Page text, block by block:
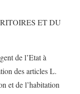
ET DU
de l’Etat à
des articles L.
et de l’habitation